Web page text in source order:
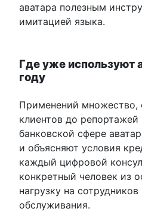
аватара полезным
имитацией языка.
Где уже используют
году
Применений множество,
клиентов до репортажей
банковской сфере
и объясняют условия
каждый цифровой
конкретный человек из
нагрузку на
обслуживания.